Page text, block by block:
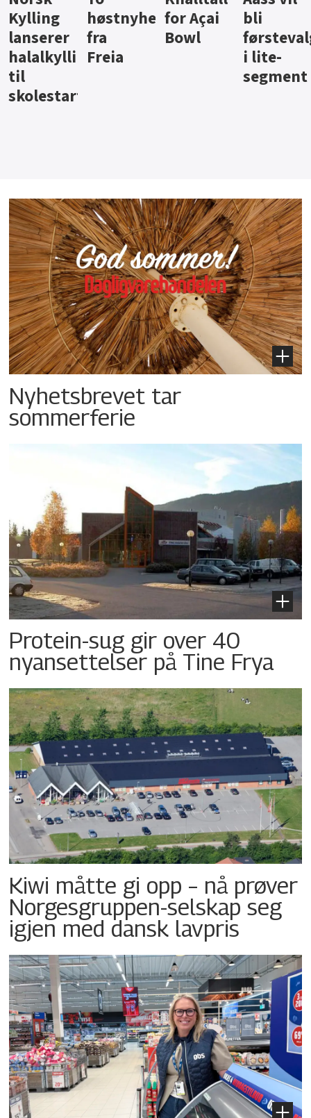
for Açai
Bowl
bli
førstevalg
i lite-
jus fra
Berentsen
iste fra
Hansa
Nyhetsbrevet tar
sommerferie
Protein-sug gir over 40
nyansettelser på Tine Frya
Kiwi måtte gi opp – nå prøver
Norgesgruppen-selskap seg
igjen med dansk lavpris